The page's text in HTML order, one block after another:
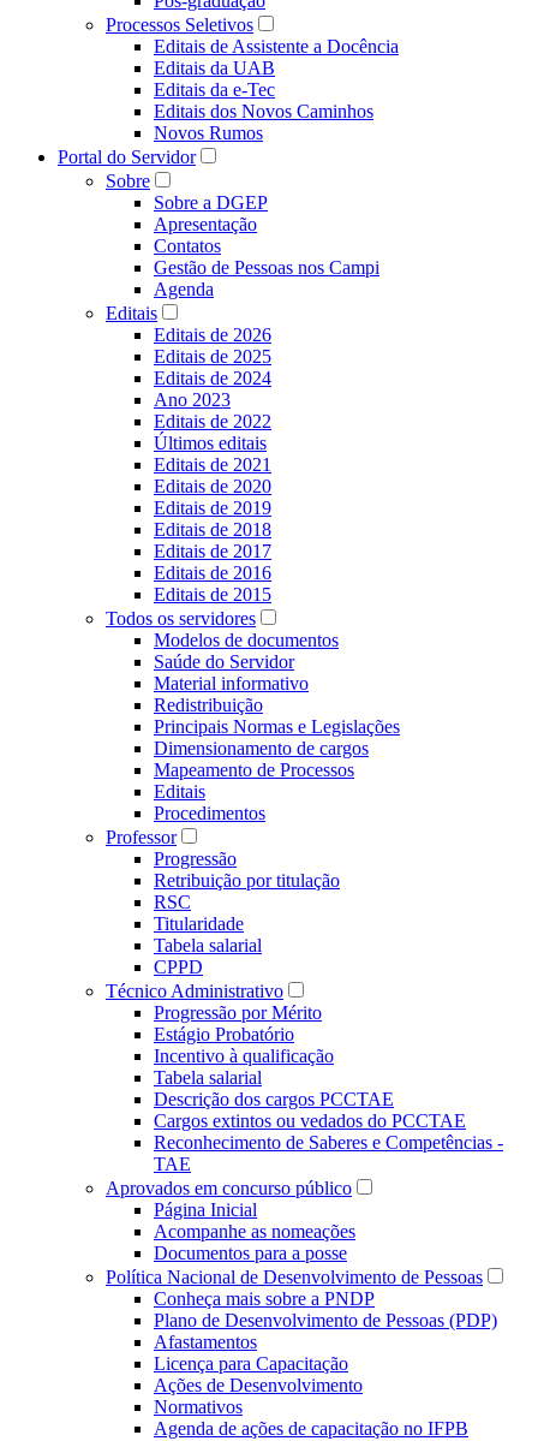
Processos Seletivos
Editais de Assistente a Docência
Editais da UAB
Editais da e-Tec
Editais dos Novos Caminhos
Novos Rumos
Portal do Servidor
Sobre
Sobre a DGEP
Apresentação
Contatos
Gestão de Pessoas nos Campi
Agenda
Editais
Editais de 2026
Editais de 2025
Editais de 2024
Ano 2023
Editais de 2022
Últimos editais
Editais de 2021
Editais de 2020
Editais de 2019
Editais de 2018
Editais de 2017
Editais de 2016
Editais de 2015
Todos os servidores
Modelos de documentos
Saúde do Servidor
Material informativo
Redistribuição
Principais Normas e Legislações
Dimensionamento de cargos
Mapeamento de Processos
Editais
Procedimentos
Professor
Progressão
Retribuição por titulação
RSC
Titularidade
Tabela salarial
CPPD
Técnico Administrativo
Progressão por Mérito
Estágio Probatório
Incentivo à qualificação
Tabela salarial
Descrição dos cargos PCCTAE
Cargos extintos ou vedados do PCCTAE
Reconhecimento de Saberes e Competências -
TAE
Aprovados em concurso público
Página Inicial
Acompanhe as nomeações
Documentos para a posse
Política Nacional de Desenvolvimento de Pessoas
Conheça mais sobre a PNDP
Plano de Desenvolvimento de Pessoas (PDP)
Afastamentos
Licença para Capacitação
Ações de Desenvolvimento
Normativos
Agenda de ações de capacitação no IFPB